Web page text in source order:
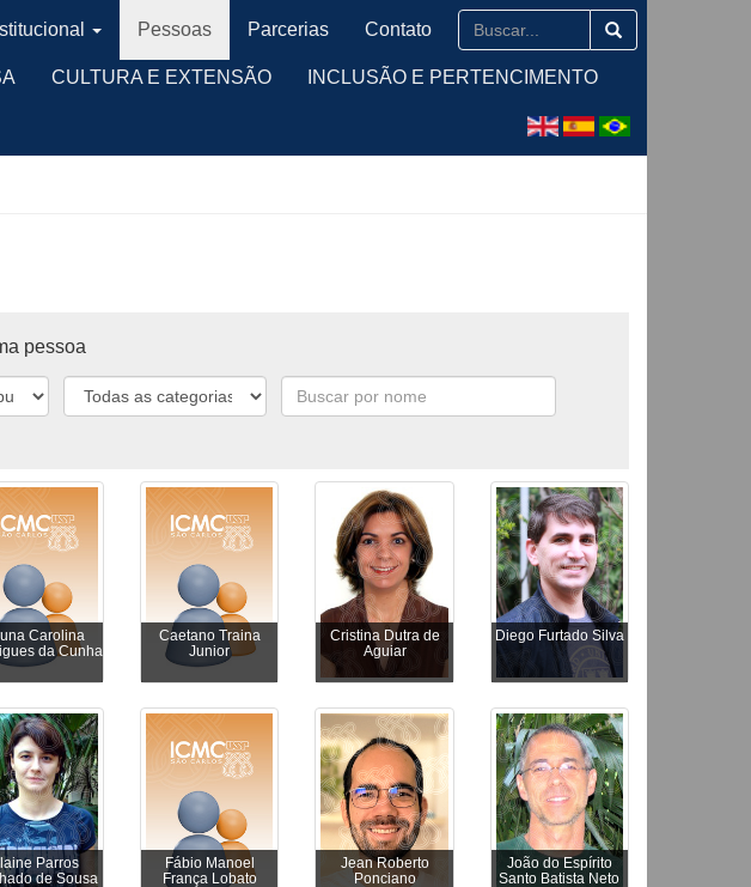
CULTURA E EXTENSÃO INCLUSÃO E PERTENCIMENTO
Pessoas Parcerias Contato
pessoa
Carolina
da Cunha
Caetano Traina
Junior
Cristina Dutra de
Aguiar
Diego Furtado Silva
Parros
de Sousa
Fábio Manoel
França Lobato
Jean Roberto
Ponciano
João do Espírito
Santo Batista Neto